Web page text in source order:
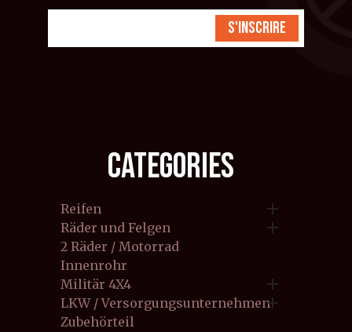
S'inscrire
CATEGORIES
Reifen 
Räder und Felgen 
2 Räder / Motorrad
Innenrohr
Militär 4X4

LKW / Versorgungsunternehmen
Zubehörteil